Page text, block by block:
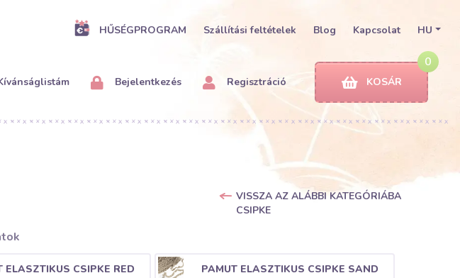
HŰSÉGPROGRAM Szállítási feltételek Blog Kapcsolat HU
Bejelentkezés Regisztráció
0
KOSÁR
VISSZA AZ ALÁBBI KATEGÓRIÁBA
CSIPKE
ELASZTIKUS CSIPKE RED PAMUT ELASZTIKUS CSIPKE SAND